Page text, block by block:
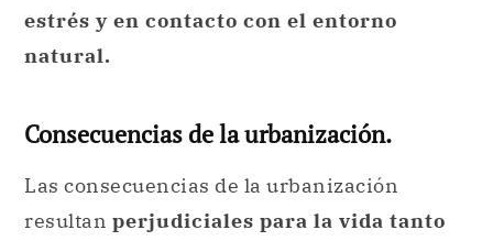
estrés y en contacto con el entorno
natural.
Consecuencias de la urbanización.
Las consecuencias de la urbanización
resultan perjudiciales para la vida tanto